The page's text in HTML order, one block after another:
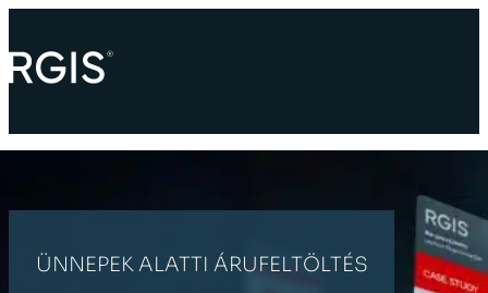
ÜNNEPEK ALATTI ÁRUFELTÖLTÉS